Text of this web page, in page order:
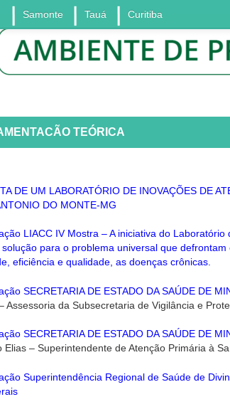
Samonte Tauá Curitiba
TEÓRICA
DE UM LABORATÓRIO DE INOVAÇÕES DE
DO MONTE-MG
LIACC IV Mostra – A iniciativa do
solução para o problema universal que
eficiência e qualidade, as doenças crônicas.
SECRETARIA DE ESTADO DA SAÚDE DE
Assessoria da Subsecretaria de Vigilância e
SECRETARIA DE ESTADO DA SAÚDE DE
Elias – Superintendente de Atenção Primária à
Superintendência Regional de Saúde de